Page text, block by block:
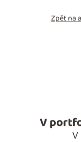
Zpět na
V
V